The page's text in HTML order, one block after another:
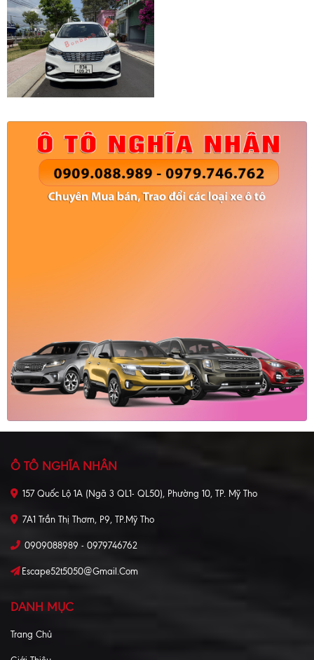
Ô TÔ NGHĨA NHÂN
157 Quốc Lộ 1A (Ngã 3 QL1- QL50), Phường 10, TP. Mỹ Tho
7A1 Trần Thị Thơm, P9, TP.Mỹ Tho
0909088989 - 0979746762
Escape52t5050@gmail.com
DANH MỤC
Trang Chủ